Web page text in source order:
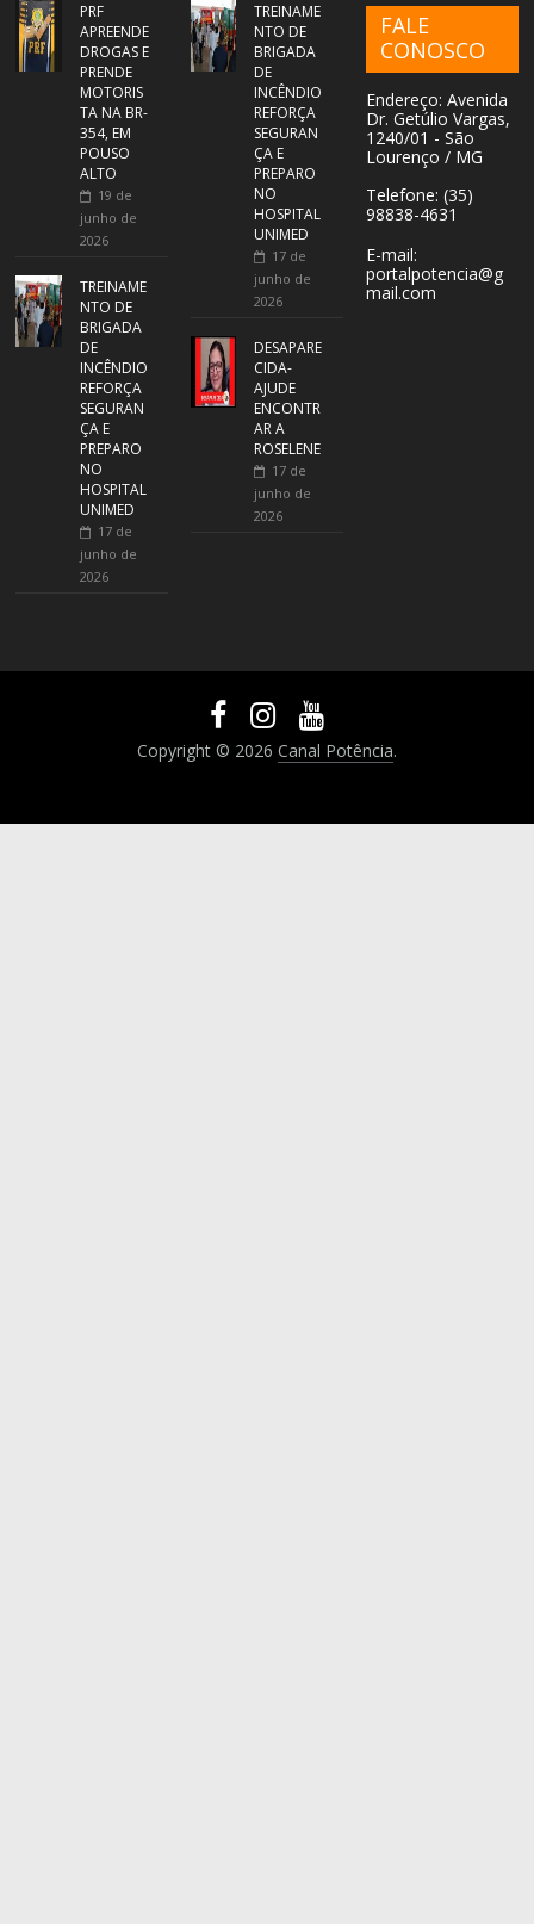
PRF
APREENDE
DROGAS E
PRENDE
MOTORIS
TA NA BR-
354, EM
POUSO
ALTO
19 de
junho de
2026
TREINAME
NTO DE
BRIGADA
DE
INCÊNDIO
REFORÇA
SEGURAN
ÇA E
PREPARO
NO
HOSPITAL
UNIMED
17 de
junho de
2026
TREINAME
NTO DE
BRIGADA
DE
INCÊNDIO
REFORÇA
SEGURAN
ÇA E
PREPARO
NO
HOSPITAL
UNIMED
17 de
junho de
2026
DESAPARE
CIDA-
AJUDE
ENCONTR
AR A
ROSELENE
17 de
junho de
2026
FALE
CONOSCO
Endereço: Avenida
Dr. Getúlio Vargas,
1240/01 - São
Lourenço / MG
Telefone: (35)
98838-4631
E-mail:
portalpotencia@g
mail.com
Copyright © 2026 Canal Potência.